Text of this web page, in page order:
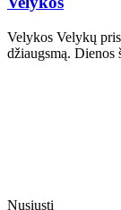
Velykos Velykų
džiaugsmą.
Nusiųsti